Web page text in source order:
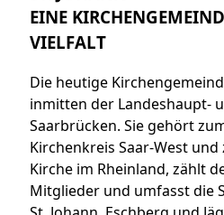
EINE
IELFALT
Die heutige
inmitten der Landeshaupt-
Saarbrücken. Sie gehört
Kirchenkreis Saar-West und
Kirche im Rheinland, zählt
Mitglieder und umfasst die